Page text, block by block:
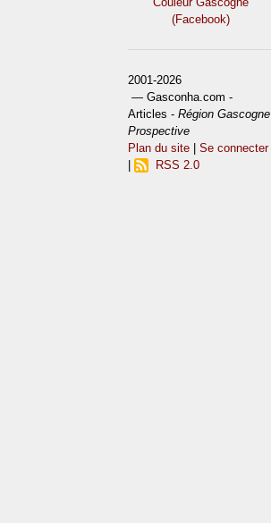
(Facebook)
2001-2026
— Gasconha.com -
Articles -Région Gascogne
Prospective
Plan du site |Se connecter
RSS 2.0